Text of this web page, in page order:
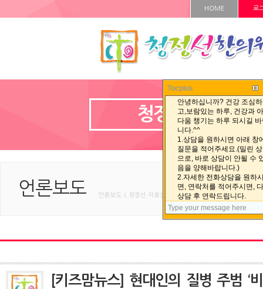
HOME 로
청정선 자료실
언론보도 언론보도 < 청정선 자료실 < HOME
[키즈맘뉴스] 현대인의 질병 주범 ‘
Tocplus